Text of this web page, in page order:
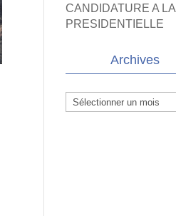
CANDIDATURE A LA
PRESIDENTIELLE
Archives
Archives